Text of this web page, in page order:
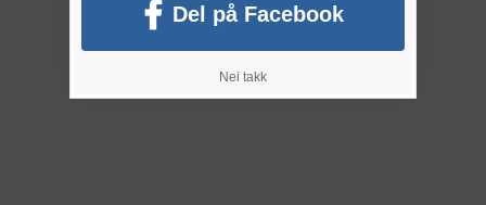
Del på Facebook
Nei takk